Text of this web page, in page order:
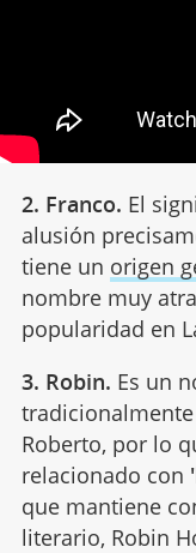
2. Franco. El
alusión
tiene un origen
nombre muy
popularidad en
3. Robin. Es un
Roberto, por lo
relacionado con
que mantiene
literario, Robin